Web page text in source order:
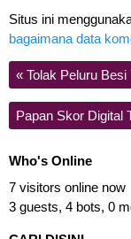
Situs ini
bagaimana data
« Tolak Peluru
Papan Skor Digital
Who's Online
7 visitors online now
3 guests, 4 bots, 0